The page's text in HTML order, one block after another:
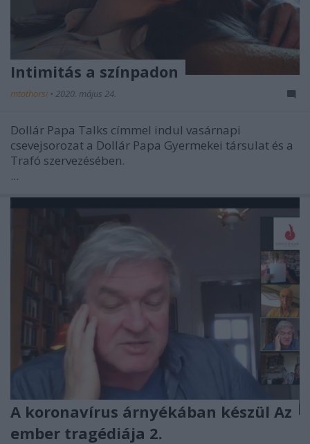
Intimitás a színpadon
mtothorsi • 2020. május 24.
Dollár Papa Talks címmel indul vasárnapi
csevejsorozat a Dollár Papa Gyermekei társulat és a
Trafó szervezésében.
...
A koronavírus árnyékában készül Az
ember tragédiája 2.